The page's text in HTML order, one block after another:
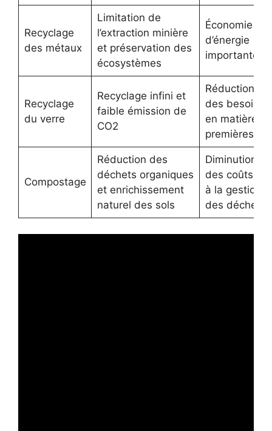
Recyclage
des métaux
Limitation de
l’extraction minière
et préservation des
écosystèmes
Économie
d’énergie
importante
Recyclage
du verre
Recyclage infini et
faible émission de
CO2
Réduction
des besoins
en matières
premières
Compostage
Réduction des
déchets organiques
et enrichissement
naturel des sols
Diminution
des coûts liés
à la gestion
des déchets